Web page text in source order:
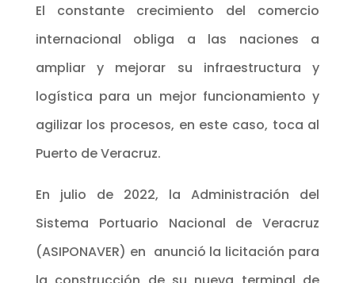
El constante crecimiento del comercio
internacional obliga a las naciones a
ampliar y mejorar su infraestructura y
logística para un mejor funcionamiento y
agilizar los procesos, en este caso, toca al
Puerto de Veracruz.
En julio de 2022, la Administración del
Sistema Portuario Nacional de Veracruz
(ASIPONAVER) en anunció la licitación para